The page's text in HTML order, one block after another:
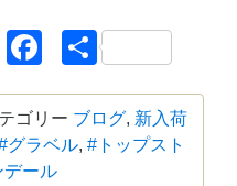
PocketFacebook
共
ゴリー ブログ, 新入荷
グラベル, #トップスト
デール